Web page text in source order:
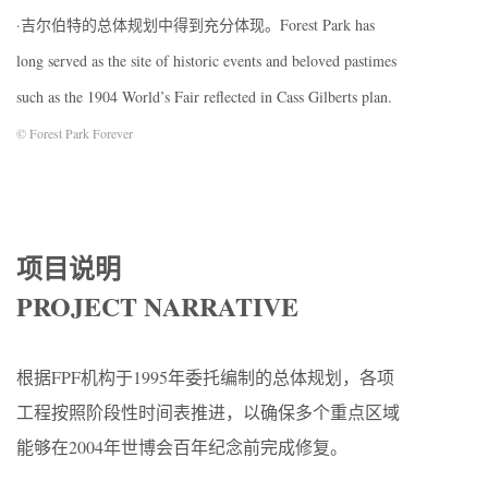
·吉尔伯特的总体规划中得到充分体现。Forest Park has
long served as the site of historic events and beloved pastimes
such as the 1904 World’s Fair reflected in Cass Gilberts plan.
© Forest Park Forever
项目说明
PROJECT NARRATIVE
根据FPF机构于1995年委托编制的总体规划，各项
工程按照阶段性时间表推进，以确保多个重点区域
能够在2004年世博会百年纪念前完成修复。